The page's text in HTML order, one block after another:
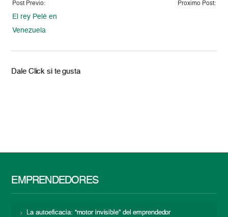
Post Previo:
El rey Pelé en
Venezuela
Proximo Post:
Dale Click si te gusta
EMPRENDEDORES
La autoeficacia: “motor invisible” del emprendedor